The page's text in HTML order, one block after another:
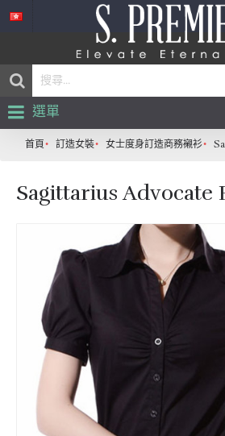
選單
首頁 訂造女裝 女士度身訂造商務襯衫
Sagittarius Advocate